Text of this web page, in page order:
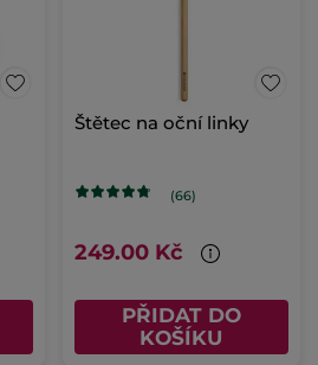
Štětec na oční linky
(66)
249.00 Kč
PŘIDAT DO
KOŠÍKU